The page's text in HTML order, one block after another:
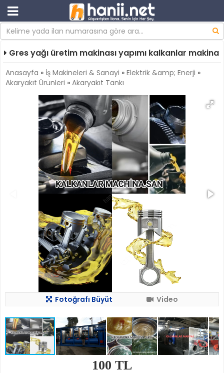
Gres yağı üretim makinası yapımı kalkanlar makina
Anasayfa » İş Makineleri & Sanayi » Elektrik &amp; Enerji »
Akaryakıt Ürünleri » Akaryakıt Tankı
Fotoğrafı Büyüt Video
100 TL